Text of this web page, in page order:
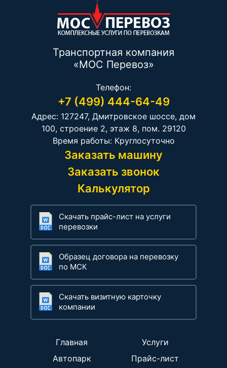
Транспортная компания
«МОС Перевоз»
Телефон:
+7 (499) 444-64-49
Адрес: 127247, Дмитровское шоссе, дом
100, строение 2, этаж 8, пом. 29120
Время работы: Круглосуточно
Заказать машину
Заказать звонок
Калькулятор
Скачать прайс-лист на услуги
перевозки
Образец договора на перевозку
по МСК
Скачать визитную карточку
компании
Главная
Услуги
Автопарк
Прайс-лист